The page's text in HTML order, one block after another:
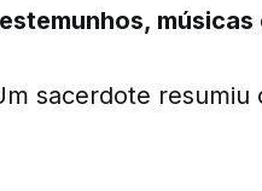
sacerdote resumiu